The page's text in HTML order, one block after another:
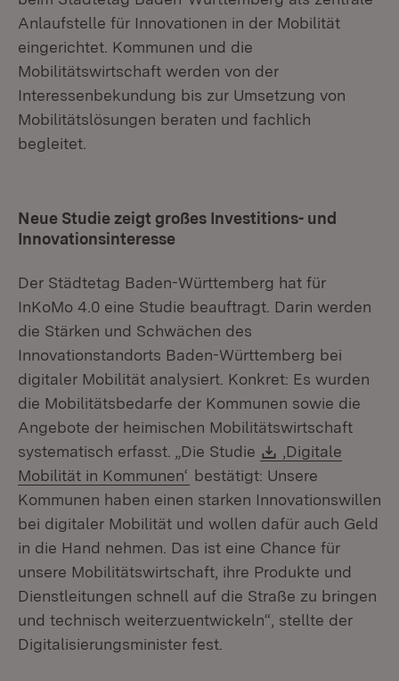
Anlaufstelle für Innovationen in der Mobilität
eingerichtet. Kommunen und die
Mobilitätswirtschaft werden von der
Interessenbekundung bis zur Umsetzung von
Mobilitätslösungen beraten und fachlich
begleitet.
Neue Studie zeigt großes Investitions- und
Innovationsinteresse
Der Städtetag Baden-Württemberg hat für
InKoMo 4.0 eine Studie beauftragt. Darin werden
die Stärken und Schwächen des
Innovationstandorts Baden-Württemberg bei
digitaler Mobilität analysiert. Konkret: Es wurden
die Mobilitätsbedarfe der Kommunen sowie die
Angebote der heimischen Mobilitätswirtschaft
systematisch erfasst. „Die Studie
Download:
‚Digitale
Mobilität in Kommunen‘ bestätigt: Unsere
Kommunen haben einen starken Innovationswillen
bei digitaler Mobilität und wollen dafür auch Geld
in die Hand nehmen. Das ist eine Chance für
unsere Mobilitätswirtschaft, ihre Produkte und
Dienstleitungen schnell auf die Straße zu bringen
und technisch weiterzuentwickeln“, stellte der
Digitalisierungsminister fest.